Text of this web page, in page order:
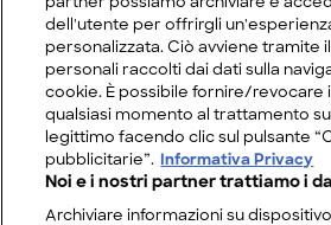
dell'utente per offrirgli
personalizzata. Ciò avviene tramite
personali raccolti dai dati sulla
cookie. È possibile fornire/revocare
qualsiasi momento al trattamento
legittimo facendo clic sul pulsante
pubblicitarie”.
Informativa Privacy
Noi e i nostri partner trattiamo i
Archiviare informazioni su